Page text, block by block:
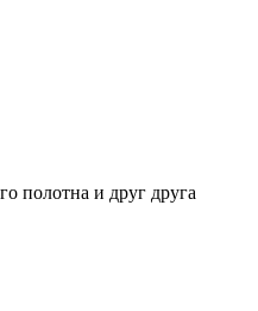
полотна и друг друга